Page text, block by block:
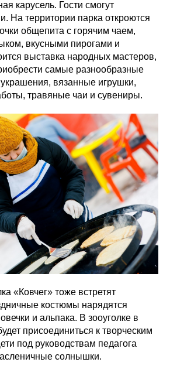
карусель. Гости смогут
На территории парка откроются
общепита с горячим чаем,
вкусными пирогами и
выставка народных мастеров,
самые разнообразные
вязанные игрушки,
травяные чаи и сувениры.
«Ковчег» тоже встретят
костюмы нарядятся
и альпака. В зооуголке в
присоединиться к творческим
под руководствам педагога
солнышки.